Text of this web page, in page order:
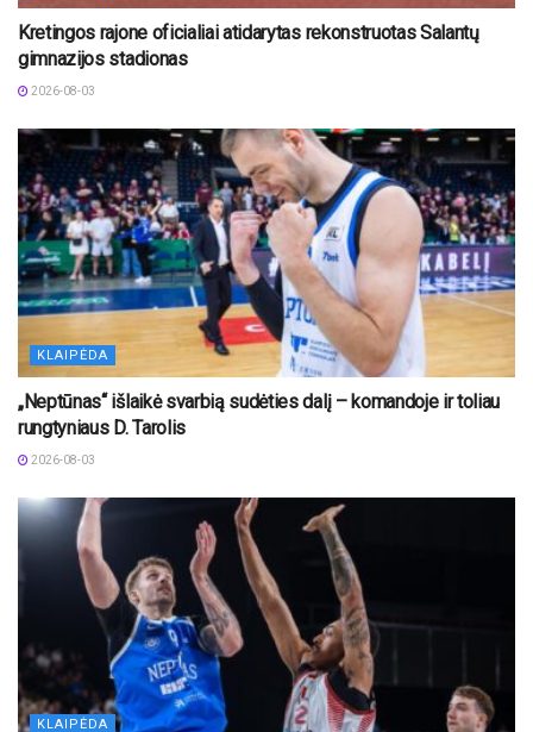
Kretingos rajone oficialiai atidarytas rekonstruotas Salantų
gimnazijos stadionas
2026-08-03
KLAIPĖDA
„Neptūnas“ išlaikė svarbią sudėties dalį – komandoje ir toliau
rungtyniaus D. Tarolis
2026-08-03
KLAIPĖDA